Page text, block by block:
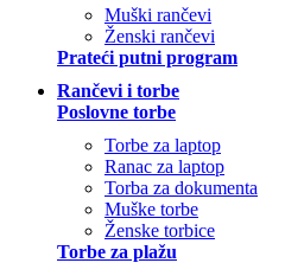
Muški rančevi
Ženski rančevi
Prateći putni program
Rančevi i torbe
Poslovne torbe
Torbe za laptop
Ranac za laptop
Torba za dokumenta
Muške torbe
Ženske torbice
Torbe za plažu